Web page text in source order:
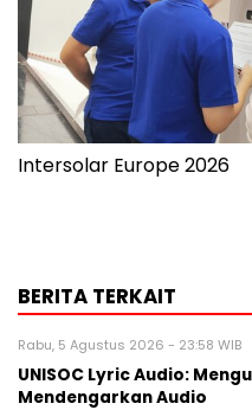
Intersolar Europe 2026
BERITA TERKAIT
Rabu, 5 Agustus 2026 - 23:58 WIB
UNISOC Lyric Audio:
Mendengarkan Audio